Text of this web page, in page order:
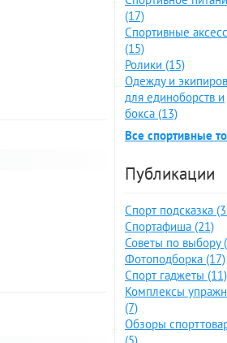
(17)
Спортивные
(15)
Ролики (15)
Одежду и
для единоборств и
бокса (13)
Все спортивные
Публикации
Спорт подсказка
Спортафиша (21)
Советы по выбору
Фотоподборка (17)
Спорт гаджеты (11)
Комплексы
(7)
Обзоры